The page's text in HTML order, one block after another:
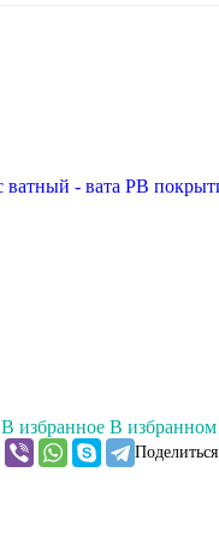
В избранное В избранном
Поделиться